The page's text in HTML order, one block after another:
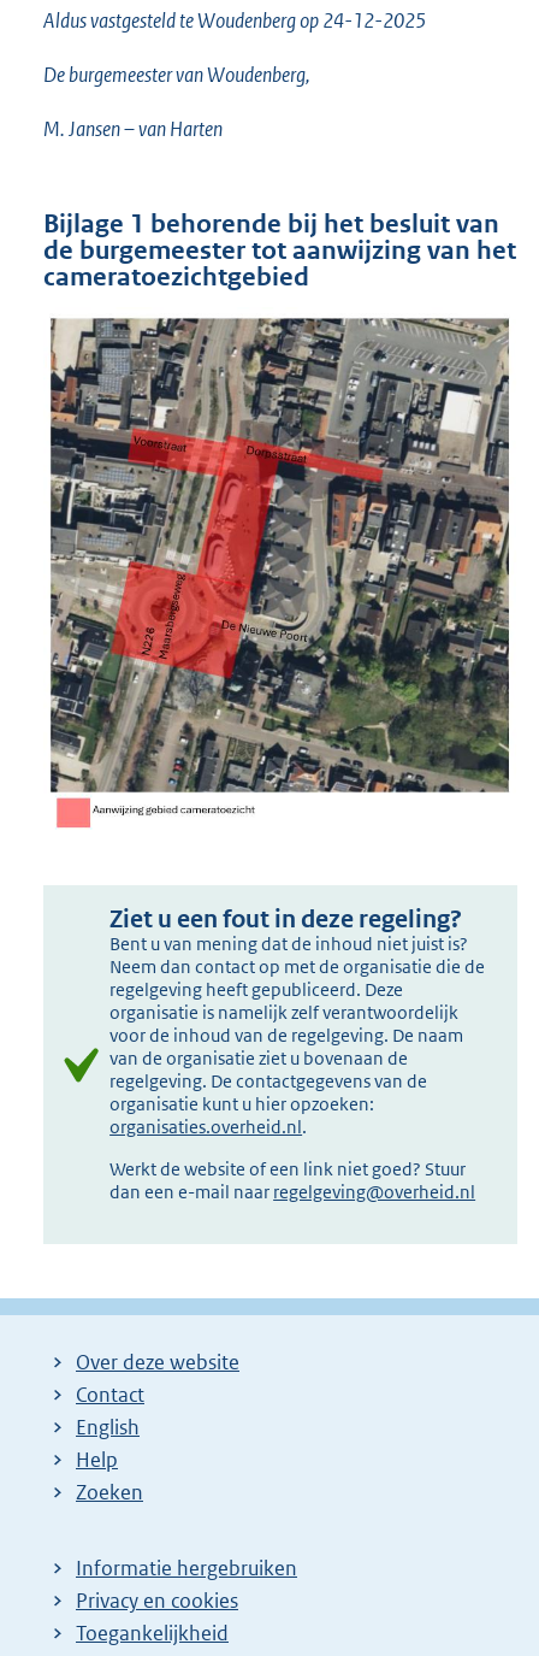
Aldus vastgesteld te Woudenberg op 24-12-2025
De burgemeester van Woudenberg,
M. Jansen – van Harten
Bijlage 1 behorende bij het besluit van
de burgemeester tot aanwijzing van het
cameratoezichtgebied
Ziet u een fout in deze regeling?
Bent u van mening dat de inhoud niet juist is?
Neem dan contact op met de organisatie die de
regelgeving heeft gepubliceerd. Deze
organisatie is namelijk zelf verantwoordelijk
voor de inhoud van de regelgeving. De naam
van de organisatie ziet u bovenaan de
regelgeving. De contactgegevens van de
organisatie kunt u hier opzoeken:
organisaties.overheid.nl.
Werkt de website of een link niet goed? Stuur
dan een e-mail naar regelgeving@overheid.nl
Over deze website
Contact
English
Help
Zoeken
Informatie hergebruiken
Privacy en cookies
Toegankelijkheid